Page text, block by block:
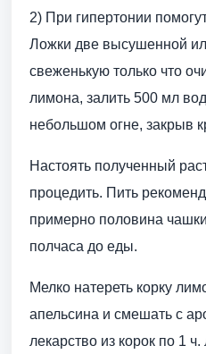
2) При гипертонии
Ложки две высушенной
свеженькую только что
лимона, залить 500 мл
небольшом огне, закрыв
Настоять полученный
процедить. Пить
примерно половина
полчаса до еды.
Мелко натереть корку
апельсина и смешать с
лекарство из корок по 1